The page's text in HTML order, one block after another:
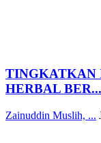
TINGKATKAN
HERBAL BER...
Zainuddin Muslih, ...